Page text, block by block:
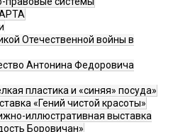
Отечественной войны в
Антонина Федоровича
пластика и «синяя» посуда»
«Гений чистой красоты»
иллюстративная выставка
Боровичан»